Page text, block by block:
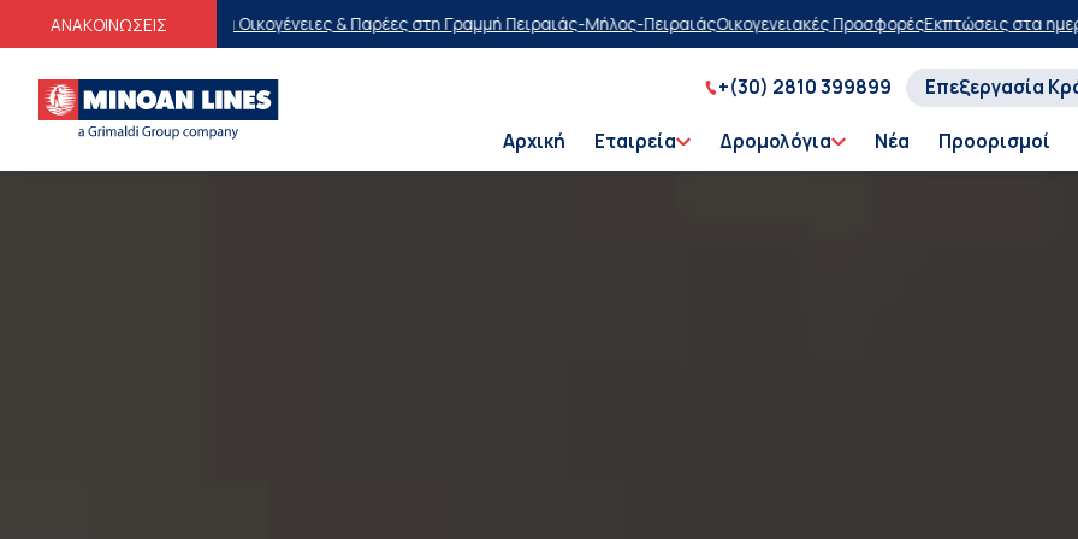
ΑΝΑΚΟΙΝΩΣΕΙΣ
& Παρέες στη Γραμμή Πειραιάς-Μήλος-ΠειραιάςΟικογενειακές ΠροσφορέςΕκπτώσεις στα ημερήσια δρομολόγιαΑγοράστε τώρα,
+(30) 2810 399899 Επεξεργασία
Αρχική Εταιρεία Δρομολόγια Νέα Προορισμοί